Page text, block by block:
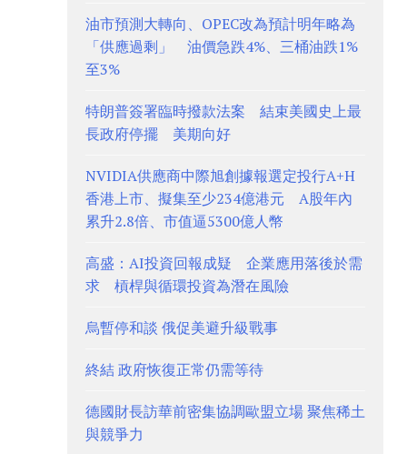
油市預測大轉向、OPEC改為預計明年略為
「供應過剩」 油價急跌4%、三桶油跌1%
至3%
特朗普簽署臨時撥款法案 結束美國史上最
長政府停擺 美期向好
NVIDIA供應商中際旭創據報選定投行A+H
香港上市、擬集至少234億港元 A股年內
累升2.8倍、市值逼5300億人幣
高盛：AI投資回報成疑 企業應用落後於需
求 槓桿與循環投資為潛在風險
烏暫停和談 俄促美避升級戰事
終結 政府恢復正常仍需等待
德國財長訪華前密集協調歐盟立場 聚焦稀土
與競爭力